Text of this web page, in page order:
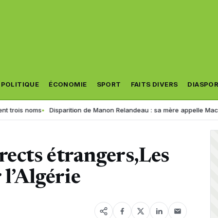
POLITIQUE ÉCONOMIE SPORT FAITS DIVERS
noms Disparition de Manon Relandeau : sa mère appelle Macron à
étrangers,Les